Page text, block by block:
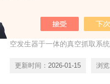
供应PIAB/瑞典真空发生器和
VGS™2010_OB20x60 VGS™
空发生器于一体的真空抓取系
多便利。
更新时间： 2026-01-15 浏览